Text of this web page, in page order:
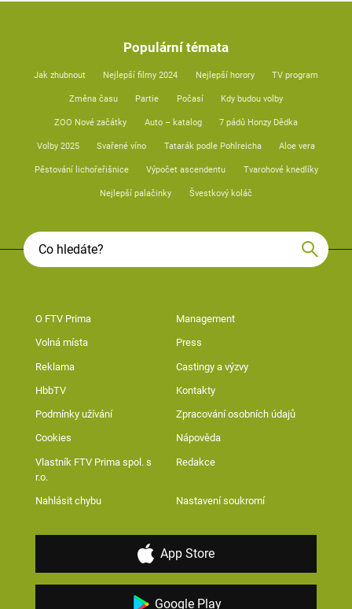
Populární témata
Jak zhubnout Nejlepší filmy 2024 Nejlepší horory TV program
Změna času Partie Počasí Kdy budou volby
ZOO Nové začátky Auto – katalog 7 pádů Honzy Dědka
Volby 2025 Svařené víno Tatarák podle Pohlreicha Aloe vera
Pěstování lichořeřišnice Výpočet ascendentu Tvarohové knedlíky
Nejlepší palačinky Švestkový koláč
O FTV Prima Management
Volná místa Press
Reklama Castingy a výzvy
HbbTV Kontakty
Podmínky užívání Zpracování osobních údajů
Cookies Nápověda
Vlastník FTV Prima spol. s
r.o.
Redakce
Nahlásit chybu Nastavení soukromí
App Store
Google Play